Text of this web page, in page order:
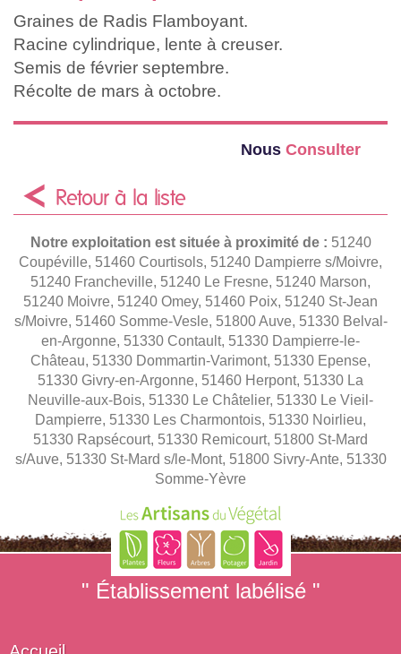
Graines de Radis Flamboyant.
Racine cylindrique, lente à creuser.
Semis de février septembre.
Récolte de mars à octobre.
Nous Consulter
Retour à la liste
Notre exploitation est située à proximité de : 51240
Coupéville, 51460 Courtisols, 51240 Dampierre s/Moivre,
51240 Francheville, 51240 Le Fresne, 51240 Marson,
51240 Moivre, 51240 Omey, 51460 Poix, 51240 St-Jean
s/Moivre, 51460 Somme-Vesle, 51800 Auve, 51330 Belval-
en-Argonne, 51330 Contault, 51330 Dampierre-le-
Château, 51330 Dommartin-Varimont, 51330 Epense,
51330 Givry-en-Argonne, 51460 Herpont, 51330 La
Neuville-aux-Bois, 51330 Le Châtelier, 51330 Le Vieil-
Dampierre, 51330 Les Charmontois, 51330 Noirlieu,
51330 Rapsécourt, 51330 Remicourt, 51800 St-Mard
s/Auve, 51330 St-Mard s/le-Mont, 51800 Sivry-Ante, 51330
Somme-Yèvre
" Établissement labélisé "